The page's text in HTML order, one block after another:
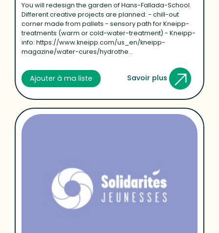
You will redesign the garden of Hans-Fallada-School.
Different creative projects are planned: - chill-out
corner made from pallets - sensory path for Kneipp-
treatments (warm or cold-water-treatment) - Kneipp-
info: https://www.kneipp.com/us_en/kneipp-
magazine/water-cures/hydrothe...
Ajouter à ma liste Savoir plus